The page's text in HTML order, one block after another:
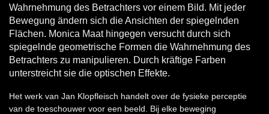
Wahrnehmung des Betrachters vor einem Bild. Mit jeder
Bewegung ändern sich die Ansichten der spiegelnden
Flächen. Monica Maat hingegen versucht durch sich
spiegelnde geometrische Formen die Wahrnehmung des
Betrachters zu manipulieren. Durch kräftige Farben
unterstreicht sie die optischen Effekte.
Het werk van Jan Klopfleisch handelt over de fysieke perceptie
van de toeschouwer voor een beeld. Bij elke beweging